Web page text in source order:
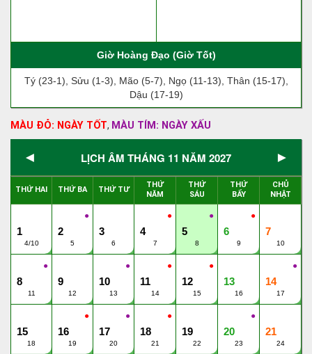
Giờ Hoàng Đạo (Giờ Tốt)
Tý (23-1), Sửu (1-3), Mão (5-7), Ngọ (11-13), Thân (15-17),
Dậu (17-19)
MÀU ĐỎ: NGÀY TỐT, MÀU TÍM: NGÀY XẤU
◄ LỊCH ÂM THÁNG 11 NĂM 2027 ►
THỨ HAI THỨ BA THỨ TƯ
THỨ
NĂM
THỨ
SÁU
THỨ
BẨY
CHỦ
NHẬT
1
4/10
●
2
5
3
6
●
4
7
●
5
8
●
6
9
7
10
●
8
11
9
12
●
10
13
●
11
14
●
12
15
13
16
●
14
17
15
18
●
16
19
●
17
20
●
18
21
19
22
●
20
23
21
24